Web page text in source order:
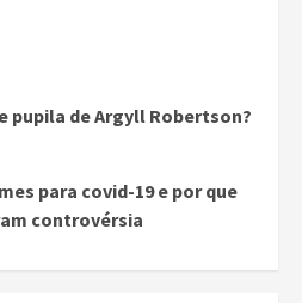
pupila de Argyll Robertson?
para covid-19 e por que
controvérsia